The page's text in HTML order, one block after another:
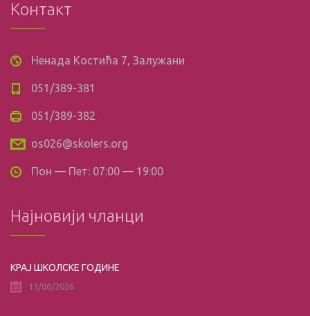
Контакт
Ненада Костића 7, Залужани
051/389-381
051/389-382
os026@skolers.org
Пон — Пет: 07:00 — 19:00
Најновији чланци
КРАЈ ШКОЛСКЕ ГОДИНЕ
11/06/2026